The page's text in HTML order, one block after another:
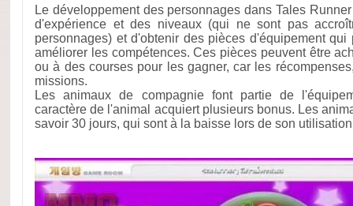
Le développement des personnages dans Tales
d'expérience et des niveaux (qui ne sont pas
personnages) et d'obtenir des pièces d'équipement qui
améliorer les compétences. Ces pièces peuvent être
ou à des courses pour les gagner, car les
missions.
Les animaux de compagnie font partie de
caractère de l'animal acquiert plusieurs bonus. Les
savoir 30 jours, qui sont à la baisse lors de son